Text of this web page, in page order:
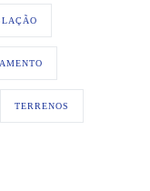
TERRENOS